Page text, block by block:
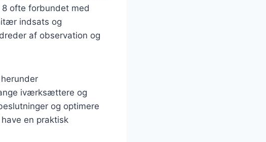
ofte forbundet med
indsats og
af observation og
iværksættere og
og optimere
en praktisk